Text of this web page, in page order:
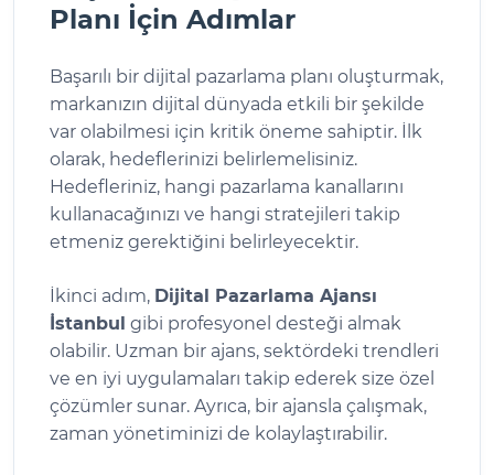
Planı İçin Adımlar
Başarılı bir dijital pazarlama planı oluşturmak,
markanızın dijital dünyada etkili bir şekilde
var olabilmesi için kritik öneme sahiptir. İlk
olarak, hedeflerinizi belirlemelisiniz.
Hedefleriniz, hangi pazarlama kanallarını
kullanacağınızı ve hangi stratejileri takip
etmeniz gerektiğini belirleyecektir.
İkinci adım, Dijital Pazarlama Ajansı
İstanbul gibi profesyonel desteği almak
olabilir. Uzman bir ajans, sektördeki trendleri
ve en iyi uygulamaları takip ederek size özel
çözümler sunar. Ayrıca, bir ajansla çalışmak,
zaman yönetiminizi de kolaylaştırabilir.